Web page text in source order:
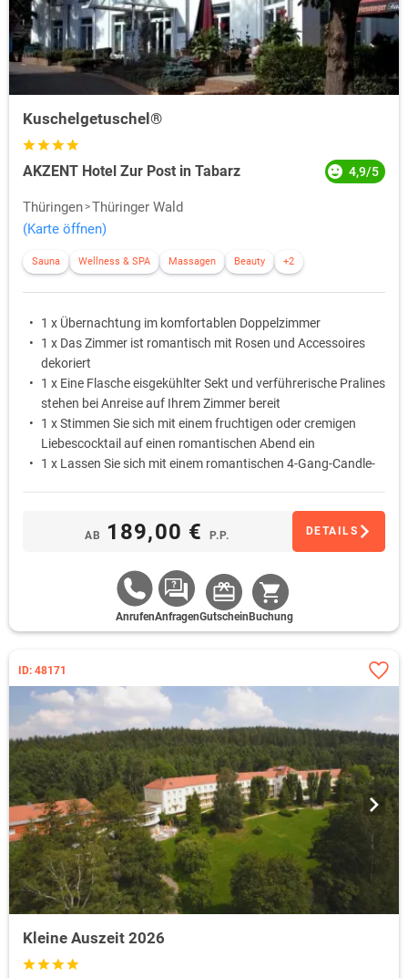
Bergwandern, etc. Während dem Tabarz Familienurlaub im Winter
lohnt eim Besuch vomGroßen Inselsberg, der mit Schnee bedeckt
sein wird und Platz für Wintersport schafft.
Kuschelgetuschel®
AKZENT Hotel Zur Post in Tabarz 4,9/5
Thüringen Thüringer Wald
(Karte öffnen)
Sauna Wellness & SPA Massagen Beauty +2
1 x Übernachtung im komfortablen Doppelzimmer
1 x Das Zimmer ist romantisch mit Rosen und Accessoires
dekoriert
1 x Eine Flasche eisgekühlter Sekt und verführerische Pralines
stehen bei Anreise auf Ihrem Zimmer bereit
1 x Stimmen Sie sich mit einem fruchtigen oder cremigen
Liebescocktail auf einen romantischen Abend ein
1 x Lassen Sie sich mit einem romantischen 4-Gang-Candle-
Frühstück wird Ihnen auf Wunsch als Bettfrühstück auf das
Zimmer gebracht
AB 189,00 € P.P. DETAILS
AnrufenAnfragenGutschein Buchung
ID: 48171
Kleine Auszeit 2026